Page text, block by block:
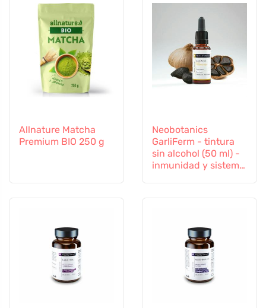
Allnature Matcha
Premium BIO 250 g
Neobotanics
GarliFerm - tintura
sin alcohol (50 ml) -
inmunidad y sistema